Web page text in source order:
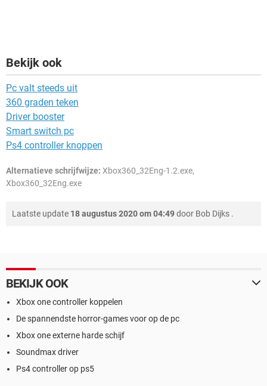
Bekijk ook
Pc valt steeds uit
360 graden teken
Driver booster
Smart switch pc
Ps4 controller knoppen
Alternatieve schrijfwijze: Xbox360_32Eng-1.2.exe,
Xbox360_32Eng.exe
Laatste update 18 augustus 2020 om 04:49door Bob Dijks .
BEKIJK OOK
Xbox one controller koppelen
De spannendste horror-games voor op de pc
Xbox one externe harde schijf
Soundmax driver
Ps4 controller op ps5